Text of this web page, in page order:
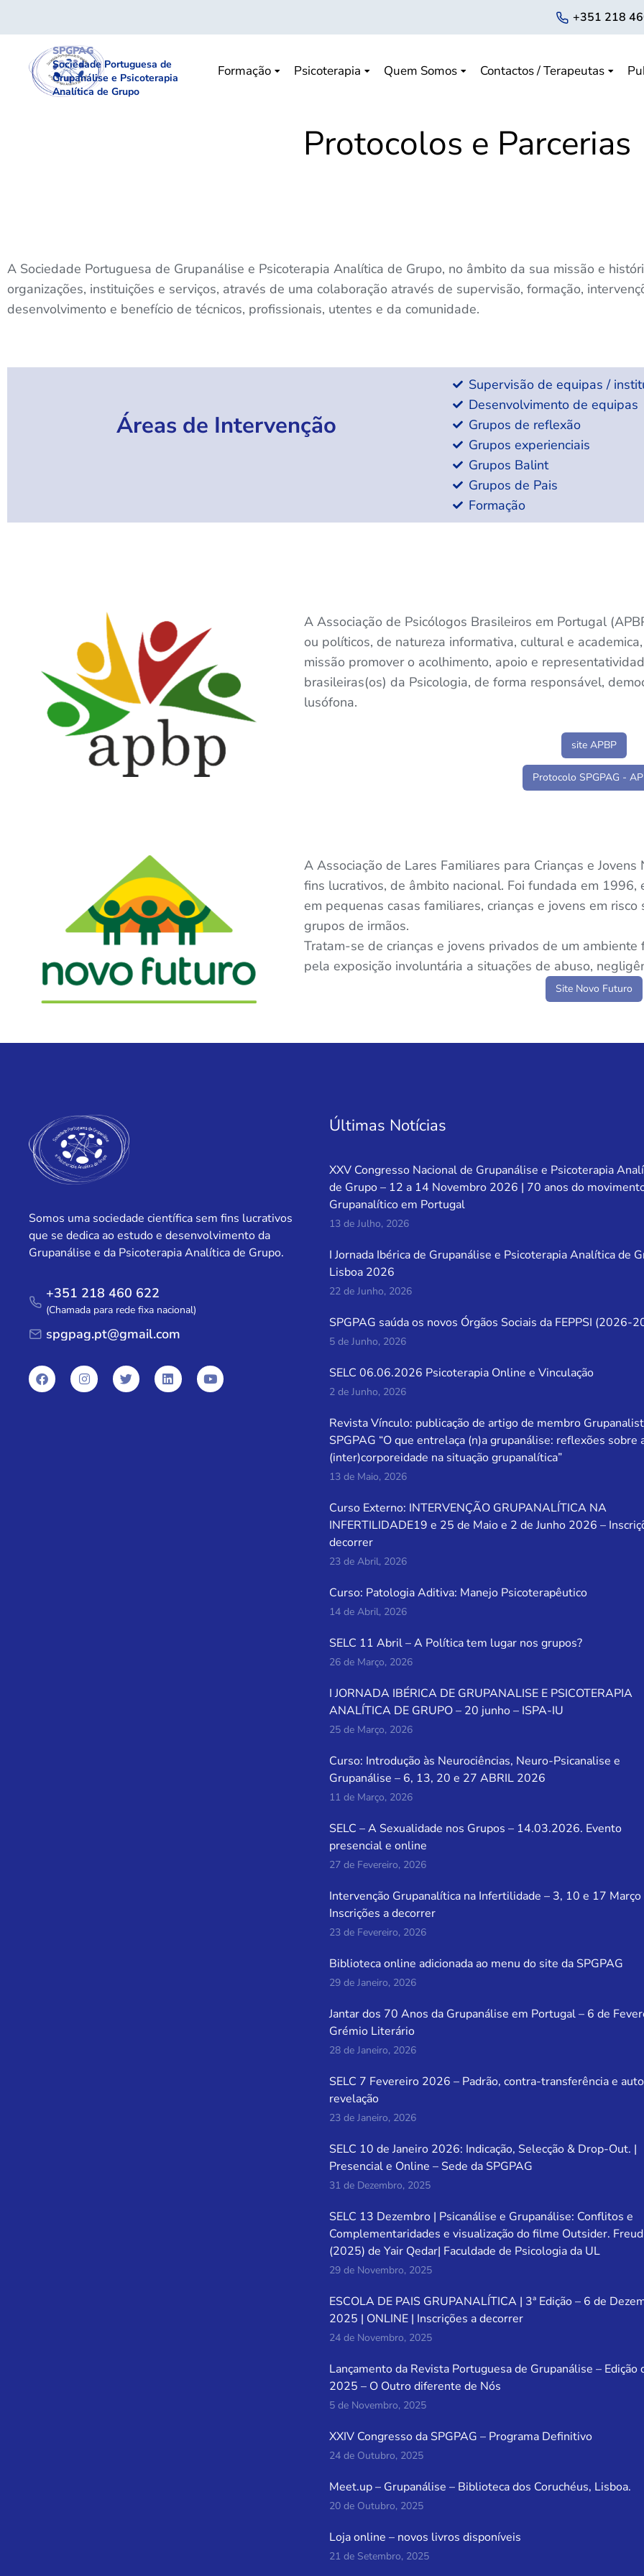
+351 218
SPGPAG
Sociedade Portuguesa de
Grupanálise e Psicoterapia
Analítica de Grupo
Formação Psicoterapia Quem Somos Contactos / Terapeutas
Protocolos e Parcerias
A Sociedade Portuguesa de Grupanálise e Psicoterapia Analítica de Grupo, no âmbito da sua missão e
organizações, instituições e serviços, através de uma colaboração através de supervisão, formação,
desenvolvimento e benefício de técnicos, profissionais, utentes e da comunidade.
Áreas de Intervenção
Supervisão de equipas /
Desenvolvimento de equipas
Grupos de reflexão
Grupos experienciais
Grupos Balint
Grupos de Pais
Formação
A Associação de Psicólogos Brasileiros em Portugal
ou políticos, de natureza informativa, cultural e
missão promover o acolhimento, apoio e
brasileiras(os) da Psicologia, de forma responsável,
lusófona.
site APBP
Protocolo SPGPAG -
A Associação de Lares Familiares para Crianças e
fins lucrativos, de âmbito nacional. Foi fundada em 1996,
em pequenas casas familiares, crianças e jovens em
grupos de irmãos.
Tratam-se de crianças e jovens privados de um
pela exposição involuntária a situações de abuso,
Site Novo Futuro
Somos uma sociedade científica sem fins lucrativos
que se dedica ao estudo e desenvolvimento da
Grupanálise e da Psicoterapia Analítica de Grupo.
+351 218 460 622
(Chamada para rede fixa nacional)
spgpag.pt@gmail.com
Últimas Notícias
XXV Congresso Nacional de Grupanálise e Psicoterapia
de Grupo – 12 a 14 Novembro 2026 | 70 anos do
Grupanalítico em Portugal
13 de Julho, 2026
I Jornada Ibérica de Grupanálise e Psicoterapia Analítica de
Lisboa 2026
22 de Junho, 2026
SPGPAG saúda os novos Órgãos Sociais da FEPPSI (2026-
5 de Junho, 2026
SELC 06.06.2026 Psicoterapia Online e Vinculação
2 de Junho, 2026
Revista Vínculo: publicação de artigo de membro
SPGPAG “O que entrelaça (n)a grupanálise: reflexões sobre
(inter)corporeidade na situação grupanalítica”
13 de Maio, 2026
Curso Externo: INTERVENÇÃO GRUPANALÍTICA NA
INFERTILIDADE19 e 25 de Maio e 2 de Junho 2026 –
decorrer
23 de Abril, 2026
Curso: Patologia Aditiva: Manejo Psicoterapêutico
14 de Abril, 2026
SELC 11 Abril – A Política tem lugar nos grupos?
26 de Março, 2026
I JORNADA IBÉRICA DE GRUPANALISE E PSICOTERAPIA
ANALÍTICA DE GRUPO – 20 junho – ISPA-IU
25 de Março, 2026
Curso: Introdução às Neurociências, Neuro-Psicanalise e
Grupanálise – 6, 13, 20 e 27 ABRIL 2026
11 de Março, 2026
SELC – A Sexualidade nos Grupos – 14.03.2026. Evento
presencial e online
27 de Fevereiro, 2026
Intervenção Grupanalítica na Infertilidade – 3, 10 e 17 Março
Inscrições a decorrer
23 de Fevereiro, 2026
Biblioteca online adicionada ao menu do site da SPGPAG
29 de Janeiro, 2026
Jantar dos 70 Anos da Grupanálise em Portugal – 6 de
Grémio Literário
28 de Janeiro, 2026
SELC 7 Fevereiro 2026 – Padrão, contra-transferência e
revelação
23 de Janeiro, 2026
SELC 10 de Janeiro 2026: Indicação, Selecção & Drop-Out. |
Presencial e Online – Sede da SPGPAG
31 de Dezembro, 2025
SELC 13 Dezembro | Psicanálise e Grupanálise: Conflitos e
Complementaridades e visualização do filme Outsider. Freud
(2025) de Yair Qedar| Faculdade de Psicologia da UL
29 de Novembro, 2025
ESCOLA DE PAIS GRUPANALÍTICA | 3ª Edição – 6 de
2025 | ONLINE | Inscrições a decorrer
24 de Novembro, 2025
Lançamento da Revista Portuguesa de Grupanálise – Edição
2025 – O Outro diferente de Nós
5 de Novembro, 2025
XXIV Congresso da SPGPAG – Programa Definitivo
24 de Outubro, 2025
Meet.up – Grupanálise – Biblioteca dos Coruchéus, Lisboa.
20 de Outubro, 2025
Loja online – novos livros disponíveis
21 de Setembro, 2025